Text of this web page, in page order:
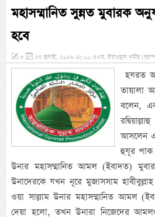
মহাসম্মানিত সুন্নত মুবারক
হবে
» ২৩ জুলাই, ২০২৬ ১২:০০ এএম, ইয়াওমুল খমীছ
হযরত
তায়ালা
বলেন,
আসলেন
হুযূর পাক
উনার মহাসম্মানিত আমল (ইবাদত)
উনাদেরকে যখন নূরে মুজাসসাম
ওয়া সাল্লাম উনার মহাসম্মানিত আমল
দেয়া হলো, তখন উনারা নিজেদের